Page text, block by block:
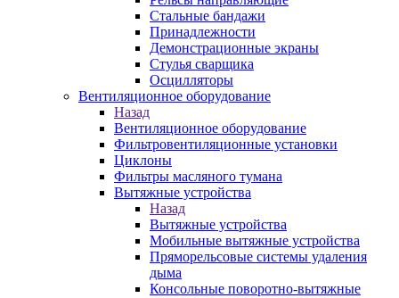
Стальные бандажи
Принадлежности
Демонстрационные экраны
Стулья сварщика
Осцилляторы
Вентиляционное оборудование
Назад
Вентиляционное оборудование
Фильтровентиляционные установки
Циклоны
Фильтры масляного тумана
Вытяжные устройства
Назад
Вытяжные устройства
Мобильные вытяжные устройства
Пряморельсовые системы удаления
дыма
Консольные поворотно-вытяжные